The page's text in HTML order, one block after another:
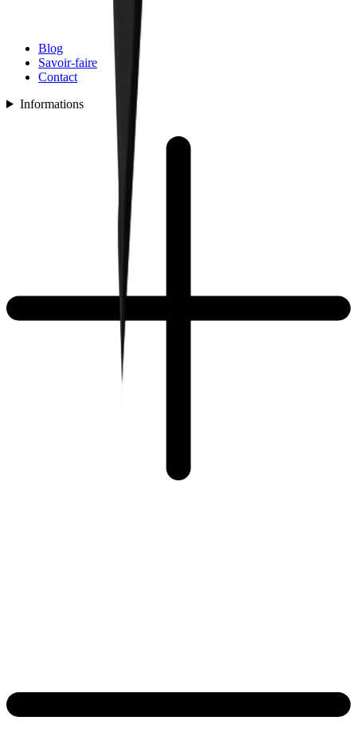
Blog
Savoir-faire
Contact
Informations